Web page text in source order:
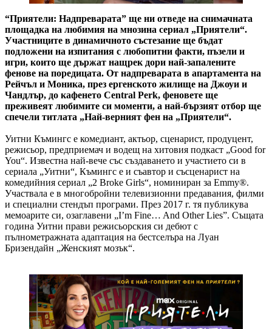
“Приятели: Надпреварата” ще ни отведе на снимачната
площадка на любимия на мнозина сериал „Приятели“.
Участниците в динамичното състезание ще бъдат
подложени на изпитания с любопитни факти, пъзели и
игри, които ще държат нащрек дори най-запалените
фенове на поредицата. От надпреварата в апартамента на
Рейчъл и Моника, през ергенското жилище на Джоуи и
Чандлър, до кафенето Central Perk, феновете ще
преживеят любимите си моменти, а най-бързият отбор ще
спечели титлата „Най-верният фен на „Приятели“.
Уитни Къмингс е комедиант, актьор, сценарист, продуцент,
режисьор, предприемач и водещ на хитовия подкаст „Good for
You“. Известна най-вече със създаването и участието си в
сериала „Уитни“, Къмингс е и съавтор и съсценарист на
комедийния сериал „2 Broke Girls“, номиниран за Emmy®.
Участвала е в многобройни телевизионни предавания, филми
и специални стендъп програми. През 2017 г. тя публикува
мемоарите си, озаглавени „I’m Fine… And Other Lies”. Същата
година Уитни прави режисьорския си дебют с
пълнометражната адаптация на бестселъра на Луан
Бризендайн „Женският мозък“.